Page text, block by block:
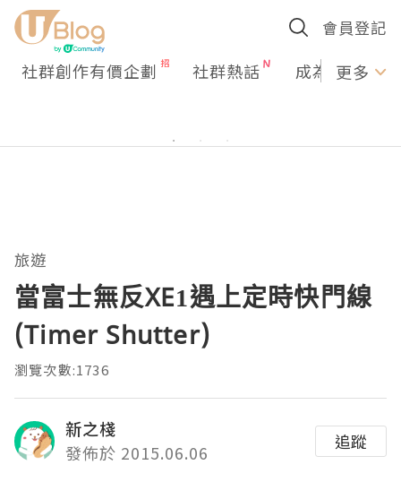
會員登記
社群創作有價企劃 社群熱話 成為U更多
旅遊
當富士無反XE1遇上定時快門線
(Timer Shutter)
瀏覽次數:1736
新之棧
發佈於 2015.06.06
追蹤